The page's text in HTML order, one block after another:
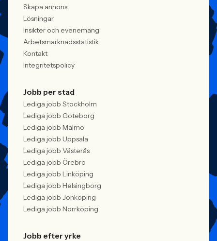
Skapa annons
Lösningar
Insikter och evenemang
Arbetsmarknadsstatistik
Kontakt
Integritetspolicy
Jobb per stad
Lediga jobb Stockholm
Lediga jobb Göteborg
Lediga jobb Malmö
Lediga jobb Uppsala
Lediga jobb Västerås
Lediga jobb Örebro
Lediga jobb Linköping
Lediga jobb Helsingborg
Lediga jobb Jönköping
Lediga jobb Norrköping
Jobb efter yrke